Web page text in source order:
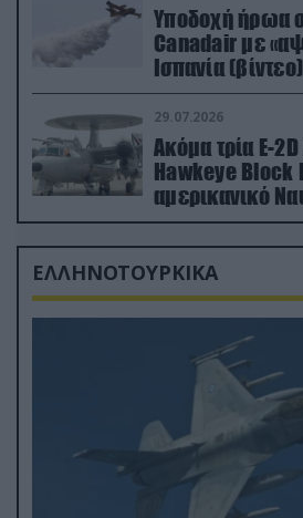
Υποδοχή ήρωα
Canadair με
Ισπανία (βίντεο)
29.07.2026
Ακόμα τρία E-
Hawkeye Block
αμερικανικό
δισ.δολάρια το
ΕΛΛΗΝΟΤΟΥΡΚΙΚΑ